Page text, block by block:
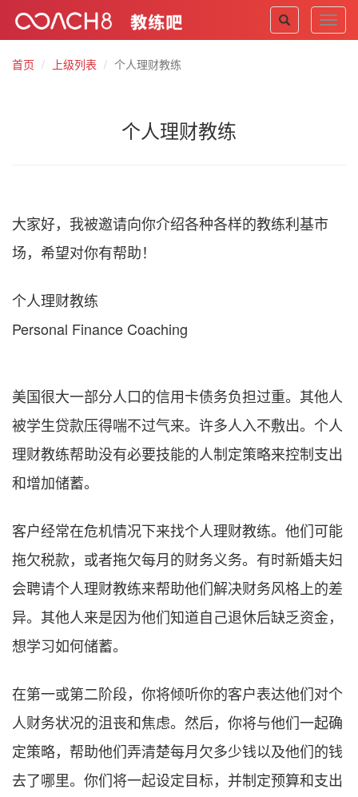
首页
上级列表 个人理财教练
个人理财教练
大家好，我被邀请向你介绍各种各样的教练利基市
场，希望对你有帮助！
个人理财教练
Personal Finance Coaching
美国很大一部分人口的信用卡债务负担过重。其他人
被学生贷款压得喘不过气来。许多人入不敷出。个人
理财教练帮助没有必要技能的人制定策略来控制支出
和增加储蓄。
客户经常在危机情况下来找个人理财教练。他们可能
拖欠税款，或者拖欠每月的财务义务。有时新婚夫妇
会聘请个人理财教练来帮助他们解决财务风格上的差
异。其他人来是因为他们知道自己退休后缺乏资金，
想学习如何储蓄。
在第一或第二阶段，你将倾听你的客户表达他们对个
人财务状况的沮丧和焦虑。然后，你将与他们一起确
定策略，帮助他们弄清楚每月欠多少钱以及他们的钱
去了哪里。你们将一起设定目标，并制定预算和支出